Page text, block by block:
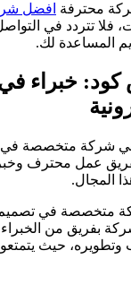
محترفة افضل
فلا تتردد في
المساعدة لك.
خبراء في
متخصصة في
بفريق عمل محترف
المجال.
في تصميم
بفريق من
وتطويره، حيث